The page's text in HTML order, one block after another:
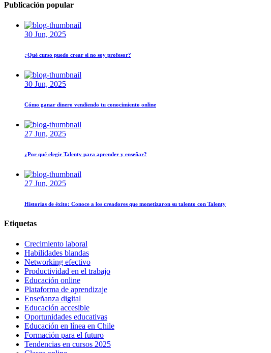
Publicación popular
30 Jun, 2025
¿Qué curso puedo crear si no soy profesor?
30 Jun, 2025
Cómo ganar dinero vendiendo tu conocimiento online
27 Jun, 2025
¿Por qué elegir Talenty para aprender y enseñar?
27 Jun, 2025
Historias de éxito: Conoce a los creadores que monetizaron su talento con Talenty
Etiquetas
Crecimiento laboral
Habilidades blandas
Networking efectivo
Productividad en el trabajo
Educación online
Plataforma de aprendizaje
Enseñanza digital
Educación accesible
Oportunidades educativas
Educación en línea en Chile
Formación para el futuro
Tendencias en cursos 2025